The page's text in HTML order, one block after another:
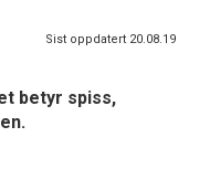
Sist oppdatert 20.08.19
betyr spiss,